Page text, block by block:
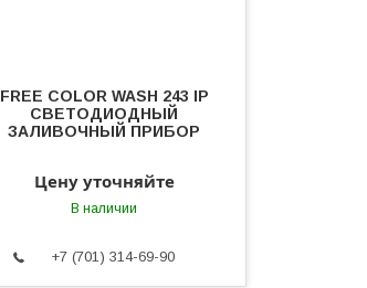
FREE COLOR WASH 243 IP
СВЕТОДИОДНЫЙ
ЗАЛИВОЧНЫЙ ПРИБОР
Цену уточняйте
В наличии
+7 (701) 314-69-90